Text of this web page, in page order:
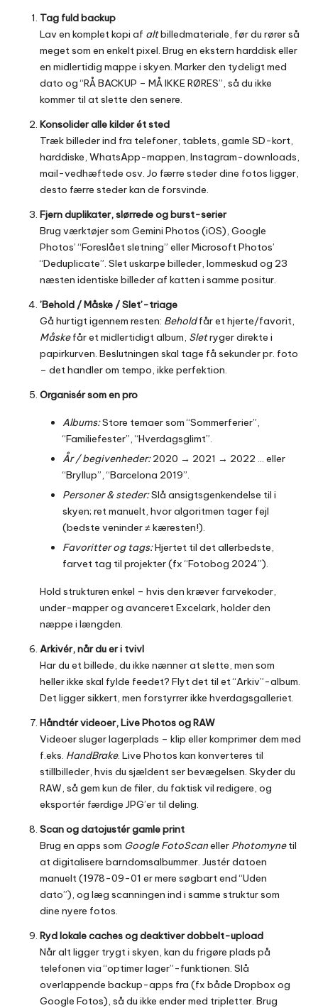
Tag fuld backup
Lav en komplet kopi af altbilledmateriale, før du rører så
meget som en enkelt pixel. Brug en ekstern harddisk eller
en midlertidig mappe i skyen. Marker den tydeligt med
dato og “RÅ BACKUP – MÅ IKKE RØRES”, så du ikke
kommer til at slette den senere.
Konsolider alle kilder ét sted
Træk billeder ind fra telefoner, tablets, gamle SD-kort,
harddiske, WhatsApp-mappen, Instagram-downloads,
mail-vedhæftede osv. Jo færre steder dine fotos ligger,
desto færre steder kan de forsvinde.
Fjern duplikater, slørrede og burst-serier
Brug værktøjer som Gemini Photos (iOS), Google
Photos’ “Foreslået sletning” eller Microsoft Photos’
“Deduplicate”. Slet uskarpe billeder, lommeskud og 23
næsten identiske billeder af katten i samme positur.
’Behold / Måske / Slet’-triage
Gå hurtigt igennem resten: Beholdfår et hjerte/favorit,
Måskefår et midlertidigt album, Sletryger direkte i
papirkurven. Beslutningen skal tage få sekunder pr. foto
– det handler om tempo, ikke perfektion.
Organisér som en pro
Albums:Store temaer som “Sommerferier”,
“Familiefester”, “Hverdagsglimt”.
År / begivenheder:2020 → 2021 → 2022 … eller
“Bryllup”, “Barcelona 2019”.
Personer & steder:Slå ansigtsgenkendelse til i
skyen; ret manuelt, hvor algoritmen tager fejl
(bedste veninder ≠ kæresten!).
Favoritter og tags:Hjertet til det allerbedste,
farvet tag til projekter (fx “Fotobog 2024”).
Hold strukturen enkel – hvis den kræver farvekoder,
under-mapper og avanceret Excelark, holder den
næppe i længden.
Arkivér, når du er i tvivl
Har du et billede, du ikke nænner at slette, men som
heller ikke skal fylde feedet? Flyt det til et “Arkiv”-album.
Det ligger sikkert, men forstyrrer ikke hverdagsgalleriet.
Håndtér videoer, Live Photos og RAW
Videoer sluger lagerplads – klip eller komprimer dem med
f.eks. HandBrake. Live Photos kan konverteres til
stillbilleder, hvis du sjældent ser bevægelsen. Skyder du
RAW, så gem kun de filer, du faktisk vil redigere, og
eksportér færdige JPG’er til deling.
Scan og datojustér gamle print
Brug en apps som Google FotoScaneller Photomynetil
at digitalisere barndomsalbummer. Justér datoen
manuelt (1978-09-01 er mere søgbart end “Uden
dato”), og læg scanningen ind i samme struktur som
dine nyere fotos.
Ryd lokale caches og deaktiver dobbelt-upload
Når alt ligger trygt i skyen, kan du frigøre plads på
telefonen via “optimer lager”-funktionen. Slå
overlappende backup-apps fra (fx både Dropbox og
Google Fotos), så du ikke ender med tripletter. Brug